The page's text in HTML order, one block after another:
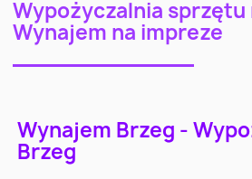
Wypożyczalnia sprzętu
Wynajem na impreze
Wynajem Brzeg -
Brzeg